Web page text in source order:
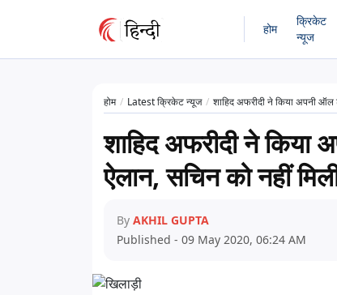
होम
क्रिकेट
न्यूज
होम Latest क्रिकेट न्यूज शाहिद अफरीदी ने किया अपनी ऑल
शाहिद अफरीदी ने किया
ऐलान, सचिन को नहीं
By AKHIL GUPTA
Published - 09 May 2020, 06:24 AM